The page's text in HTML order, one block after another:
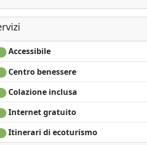
Accessibile
Centro benessere
Colazione inclusa
Internet gratuito
Itinerari di ecoturismo